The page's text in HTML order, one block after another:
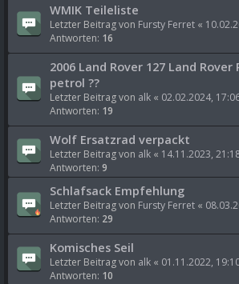
WMIK Teileliste
Letzter Beitrag von Fursty Ferret «
Antworten: 16
2006 Land Rover 127 Land Rover
petrol ??
Letzter Beitrag von alk « 02.02.2024,
Antworten: 19
Wolf Ersatzrad verpackt
Letzter Beitrag von alk « 14.11.2023,
Antworten: 9
Schlafsack Empfehlung
Letzter Beitrag von Fursty Ferret «
Antworten: 29
Komisches Seil
Letzter Beitrag von alk « 01.11.2022,
Antworten: 10